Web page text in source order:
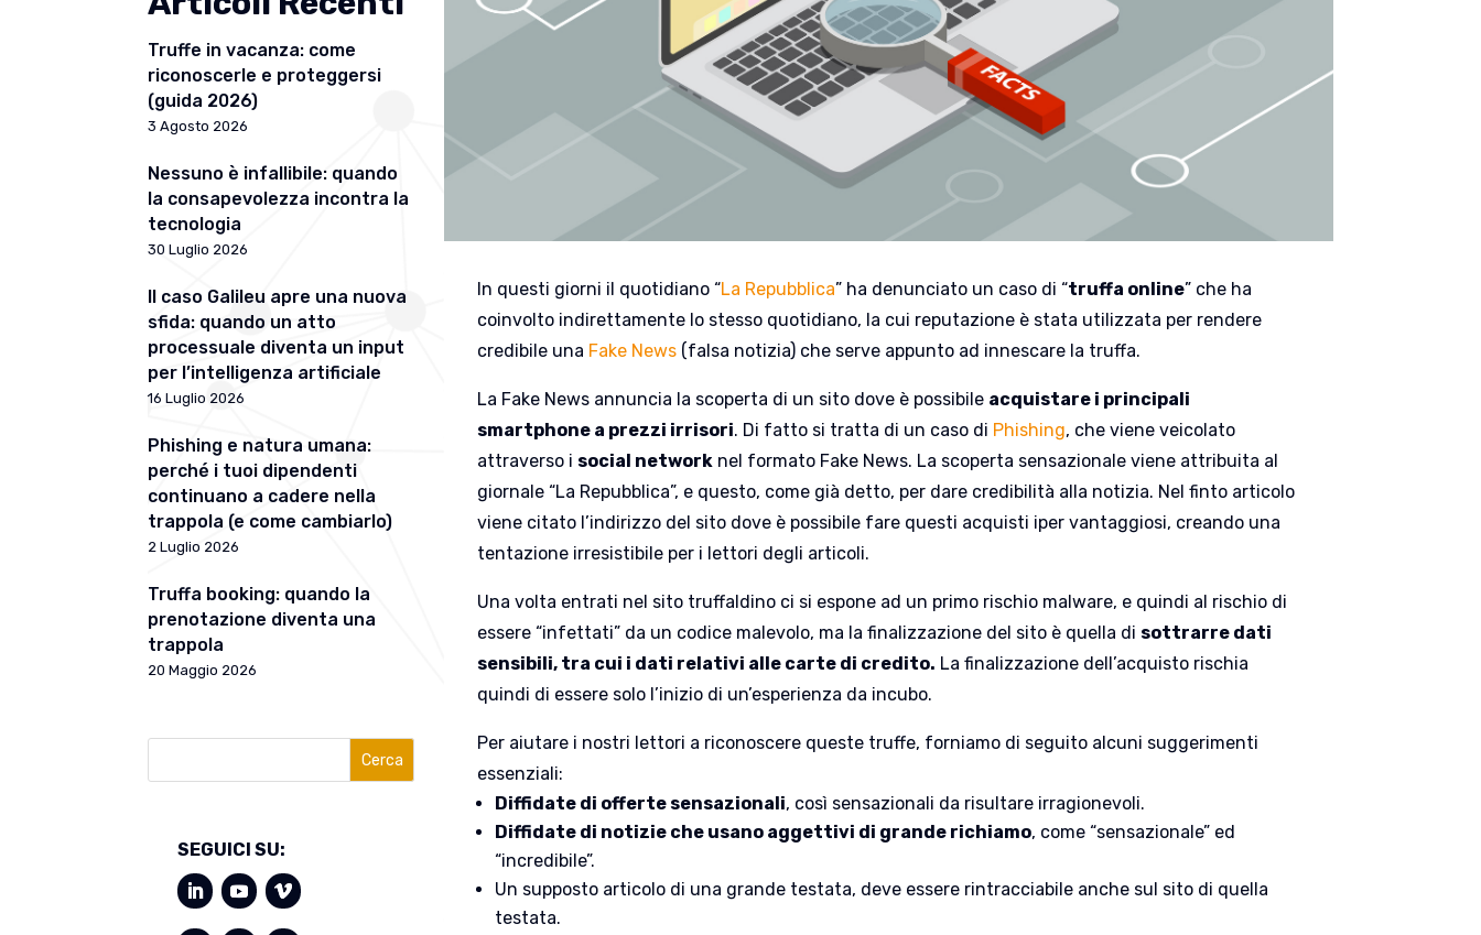
Truffe in vacanza: come
riconoscerle e proteggersi
(guida 2026)
3 Agosto 2026
Nessuno è infallibile: quando
la consapevolezza incontra la
tecnologia
30 Luglio 2026
Il caso Galileu apre una nuova
sfida: quando un atto
processuale diventa un input
per l’intelligenza artificiale
16 Luglio 2026
Phishing e natura umana:
perché i tuoi dipendenti
continuano a cadere nella
trappola (e come cambiarlo)
2 Luglio 2026
Truffa booking: quando la
prenotazione diventa una
trappola
20 Maggio 2026
Cerca
SEGUICI SU:
In questi giorni il quotidiano “La Repubblica” ha denunciato un caso di “truffa online” che ha
coinvolto indirettamente lo stesso quotidiano, la cui reputazione è stata utilizzata per rendere
credibile una Fake News (falsa notizia) che serve appunto ad innescare la truffa.
La Fake News annuncia la scoperta di un sito dove è possibile acquistare i principali
smartphone a prezzi irrisori. Di fatto si tratta di un caso di Phishing, che viene veicolato
attraverso i social network nel formato Fake News. La scoperta sensazionale viene attribuita al
giornale “La Repubblica”, e questo, come già detto, per dare credibilità alla notizia. Nel finto articolo
viene citato l’indirizzo del sito dove è possibile fare questi acquisti iper vantaggiosi, creando una
tentazione irresistibile per i lettori degli articoli.
Una volta entrati nel sito truffaldino ci si espone ad un primo rischio malware, e quindi al rischio di
essere “infettati” da un codice malevolo, ma la finalizzazione del sito è quella di sottrarre dati
sensibili, tra cui i dati relativi alle carte di credito. La finalizzazione dell’acquisto rischia
quindi di essere solo l’inizio di un’esperienza da incubo.
Per aiutare i nostri lettori a riconoscere queste truffe, forniamo di seguito alcuni suggerimenti
essenziali:
Diffidate di offerte sensazionali, così sensazionali da risultare irragionevoli.
Diffidate di notizie che usano aggettivi di grande richiamo, come “sensazionale” ed
“incredibile”.
Un supposto articolo di una grande testata, deve essere rintracciabile anche sul sito di quella
testata.